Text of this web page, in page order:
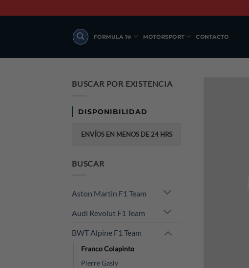
to
FORMULA 1® MOTORSPORT CONTACTO
BUSCAR POR EXISTENCIA
DISPONIBILIDAD
ENVÍOS EN MENOS DE 24 HRS
BUSCAR
Aston Martin F1 Team
Audi Revolut F1 Team
BWT Alpine F1 Team
Franco Colapinto
Pierre Gasly